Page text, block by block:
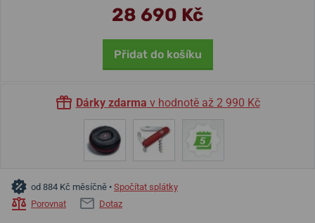
28 690 Kč
Přidat do košíku
Dárky zdarma v hodnotě až 2 990 Kč
od 884 Kč měsíčně • Spočítat splátky
Porovnat
Dotaz